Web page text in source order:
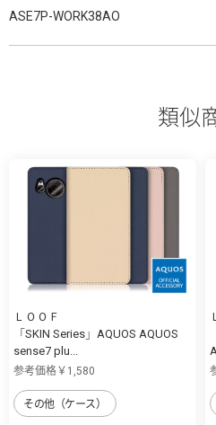
ASE7P-WORK38AO
類似
ＬＯＯＦ
「SKIN Series」AQUOS AQUOS
sense7 plu...
参考価格￥1,580
その他（ケース）